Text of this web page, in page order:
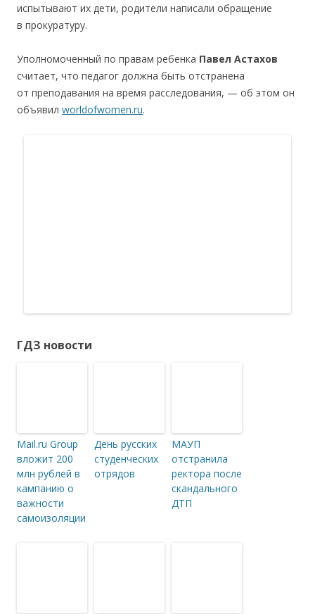
испытывают их дети, родители написали обращение
в прокуратуру.
Уполномоченный по правам ребенка Павел Астахов
считает, что педагог должна быть отстранена
от преподавания на время расследования, — об этом он
объявил worldofwomen.ru.
ГДЗ новости
Mail.ru Group
вложит 200
млн рублей в
кампанию о
важности
самоизоляции
День русских
студенческих
отрядов
МАУП
отстранила
ректора после
скандального
ДТП